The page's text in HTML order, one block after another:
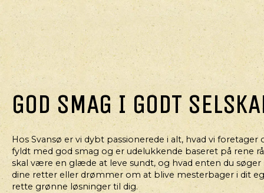
BAGNING, SNACKS
HJEMMELAVEDE
MÜSLIBARER
GOD SMAG I GODT
Hos Svansø er vi dybt passionerede i alt, hvad vi foretager
fyldt med god smag og er udelukkende baseret på rene
skal være en glæde at leve sundt, og hvad enten du
dine retter eller drømmer om at blive mesterbager i dit
rette grønne løsninger til dig.